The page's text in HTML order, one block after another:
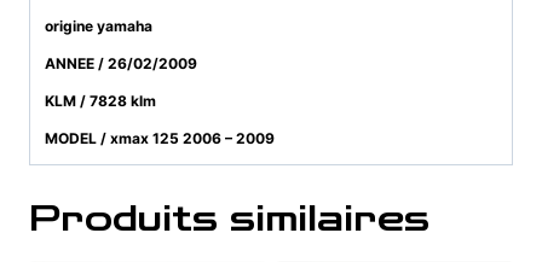
origine yamaha
ANNEE / 26/02/2009
KLM / 7828 klm
MODEL / xmax 125 2006 – 2009
Produits similaires